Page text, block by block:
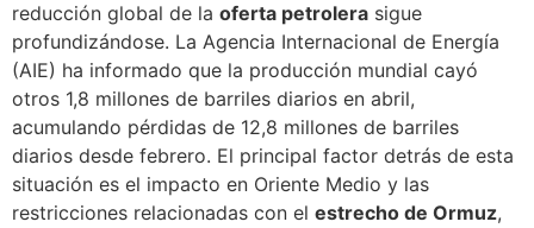
reducción global de la oferta petrolera sigue
profundizándose. La Agencia Internacional de Energía
(AIE) ha informado que la producción mundial cayó
otros 1,8 millones de barriles diarios en abril,
acumulando pérdidas de 12,8 millones de barriles
diarios desde febrero. El principal factor detrás de esta
situación es el impacto en Oriente Medio y las
restricciones relacionadas con el estrecho de Ormuz,